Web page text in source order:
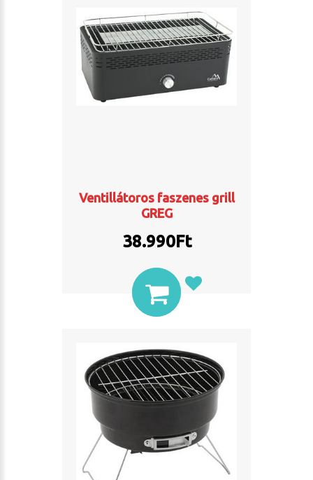
Ventillátoros faszenes grill
GREG
38.990Ft